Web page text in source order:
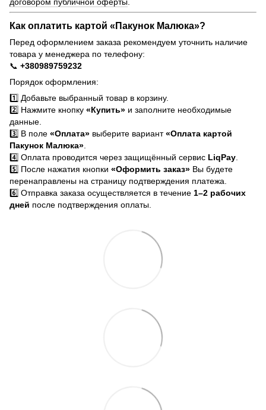
Как оплатить картой «Пакунок Малюка»?
Перед оформлением заказа рекомендуем уточнить наличие
товара у менеджера по телефону:
📞 +380989759232
Порядок оформления:
1️⃣ Добавьте выбранный товар в корзину.
2️⃣ Нажмите кнопку «Купить» и заполните необходимые
данные.
3️⃣ В поле «Оплата» выберите вариант«Оплата картой
Пакунок Малюка»
4️⃣ Оплата проводится через защищённый сервис LiqPay
5️⃣ После нажатия кнопки «Оформить заказ» Вы будете
перенаправлены на страницу подтверждения платежа.
6️⃣ Отправка заказа осуществляется в течение 1–2 рабочих
дней после подтверждения оплаты.